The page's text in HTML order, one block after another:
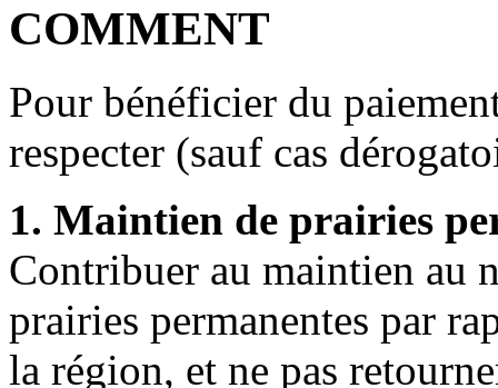
COMMENT
Pour bénéficier du
respecter (sauf cas
1. Maintien de prairies
Contribuer au maintien au
prairies permanentes par
la région, et ne pas